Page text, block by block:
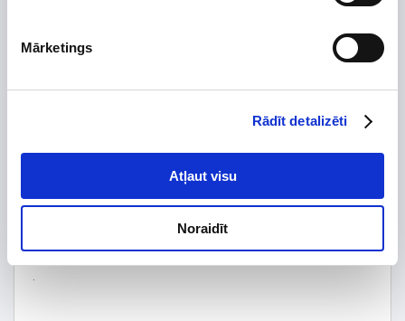
Mārketings
Rādīt detalizēti
Atļaut visu
Noraidīt
Ražotājs
.